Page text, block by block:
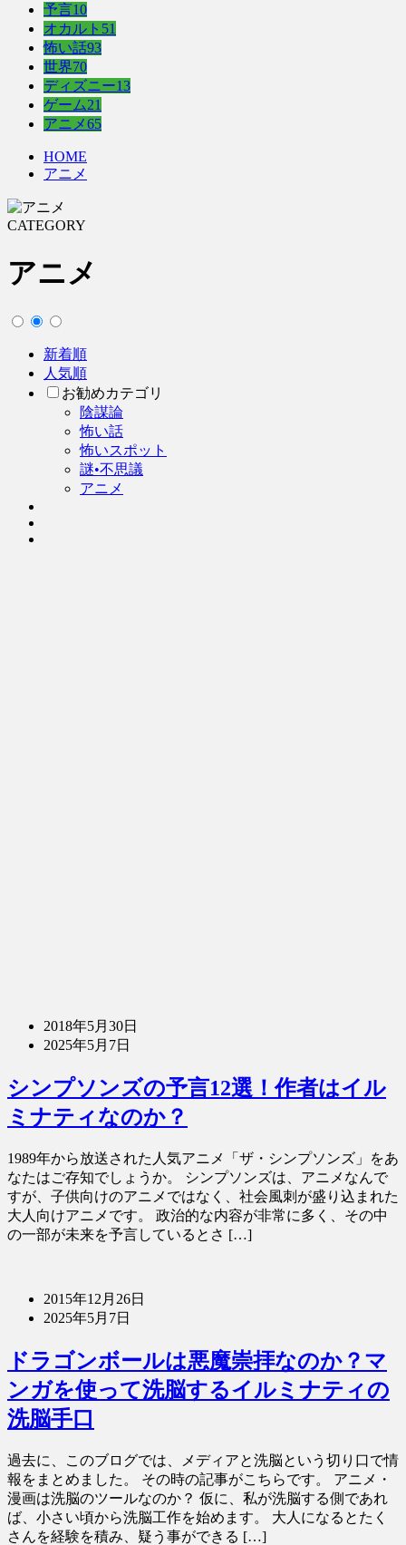
予言10
オカルト 51
怖い話93
世界70
ディズニー13
ゲーム21
アニメ65
HOME
アニメ
CATEGORY
アニメ
新着順
人気順
お勧めカテゴリ
陰謀論
怖い話
怖いスポット
謎•不思議
アニメ
2018年5月30日
2025年5月7日
シンプソンズの予言12選！作者はイル
ミナティなのか？
1989年から放送された人気アニメ「ザ・シンプソンズ」をあ
なたはご存知でしょうか。 シンプソンズは、アニメなんで
すが、子供向けのアニメではなく、社会風刺が盛り込まれた
大人向けアニメです。 政治的な内容が非常に多く、その中
の一部が未来を予言しているとさ […]
2015年12月26日
2025年5月7日
ドラゴンボールは悪魔崇拝なのか？マ
ンガを使って洗脳するイルミナティの
洗脳手口
過去に、このブログでは、メディアと洗脳という切り口で情
報をまとめました。 その時の記事がこちらです。 アニメ・
漫画は洗脳のツールなのか？ 仮に、私が洗脳する側であれ
ば、小さい頃から洗脳工作を始めます。 大人になるとたく
さんを経験を積み、疑う事ができる […]